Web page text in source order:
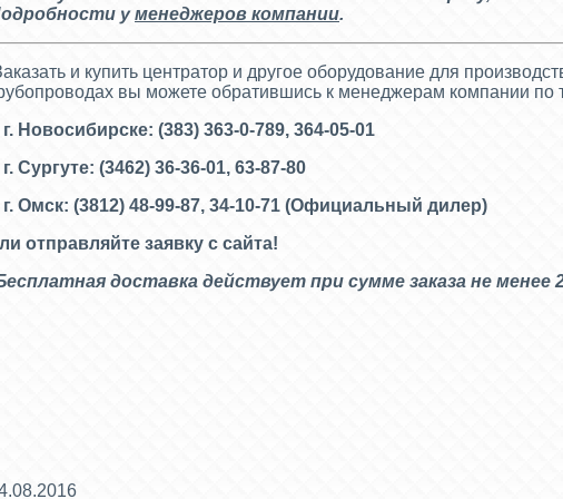
уменеджеров компании.
и купить центратор и другое оборудование для
вы можете обратившись к менеджерам компании по
Новосибирске: (383) 363-0-789, 364-05-01
Сургуте: (3462) 36-36-01, 63-87-80
Омск: (3812) 48-99-87, 34-10-71 (Официальный дилер)
отправляйте заявку с сайта!
доставка действует при сумме заказа не менее